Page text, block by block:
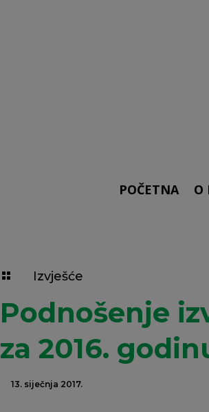
POČETNA O
 Izvješće
Podnošenje
za 2016.
13. siječnja 2017.